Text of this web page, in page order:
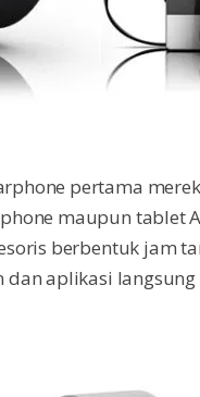
pertama
maupun tablet
berbentuk jam
dan aplikasi